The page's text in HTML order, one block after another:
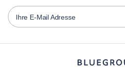
Vermieter von Möbeln
Vermieter
Franchise-Partner
Español
Français
Türkçe
Ihre E-Mail Adresse